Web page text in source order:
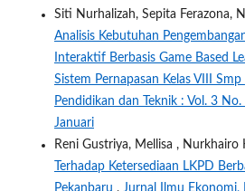
Siti Nurhalizah, Sepita Ferazona,
Analisis Kebutuhan
Interaktif Berbasis Game Based
Sistem Pernapasan Kelas VIII Smp
Pendidikan dan Teknik : Vol. 3
Januari
Reni Gustriya, Mellisa , Nurkhairo
Terhadap Ketersediaan LKPD
Pekanbaru , Jurnal Ilmu Ekonomi,